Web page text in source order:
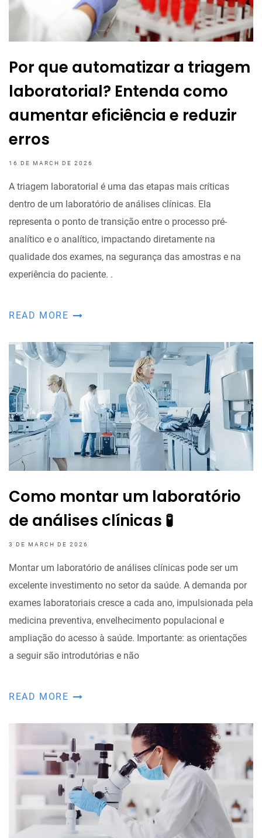
Por que automatizar a triagem
laboratorial? Entenda como
aumentar eficiência e reduzir
erros
16 DE MARCH DE 2026
A triagem laboratorial é uma das etapas mais críticas
dentro de um laboratório de análises clínicas. Ela
representa o ponto de transição entre o processo pré-
analítico e o analítico, impactando diretamente na
qualidade dos exames, na segurança das amostras e na
experiência do paciente. .
READ MORE
Como montar um laboratório
de análises clínicas 🧪
3 DE MARCH DE 2026
Montar um laboratório de análises clínicas pode ser um
excelente investimento no setor da saúde. A demanda por
exames laboratoriais cresce a cada ano, impulsionada pela
medicina preventiva, envelhecimento populacional e
ampliação do acesso à saúde. Importante: as orientações
a seguir são introdutórias e não
READ MORE